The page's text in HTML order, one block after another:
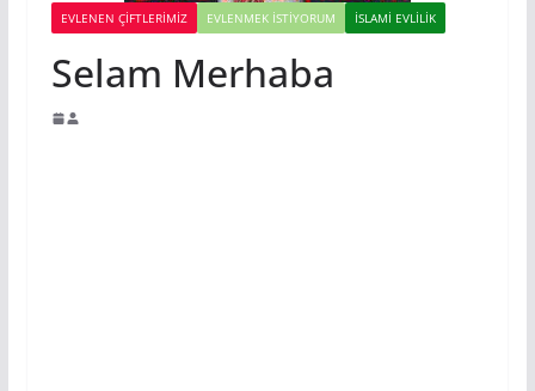
EVLENEN ÇIFTLERIMIZ EVLENMEK İSTIYORUM İSLAMI EVLILIK
Selam Merhaba